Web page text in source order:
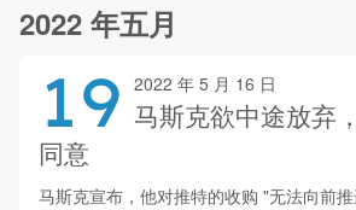
2022 年五月
19 2022 年 5 月 16 日
马斯克欲中途放弃
同意
马斯克宣布，他对推特的收购 "无法向前